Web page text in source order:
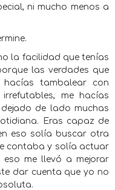
ni mucho menos a
la facilidad que tenías
las verdades que
tambalear con
me hacías
de lado muchas
Eras capaz de
eso solía buscar otra
contaba y solía actuar
me llevó a mejorar
dar cuenta que yo no